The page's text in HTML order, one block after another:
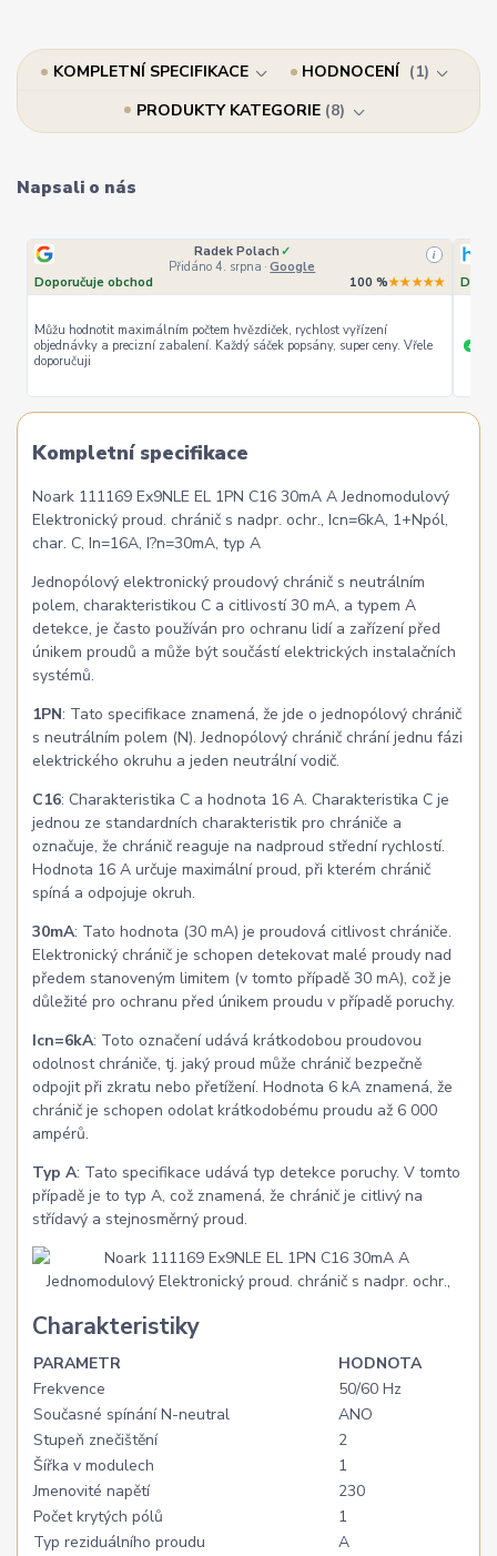
KOMPLETNÍ SPECIFIKACE HODNOCENÍ
1
PRODUKTY KATEGORIE 8
Napsali o nás
Radek Polach ✓
Přidáno 4. srpna · Google
i
Doporučuje obchod 100 %★★★★★
Můžu hodnotit maximálním počtem hvězdiček, rychlost vyřízení
objednávky a precizní zabalení. Každý sáček popsány, super ceny. Vřele
doporučuji
+
Kompletní specifikace
Noark 111169 Ex9NLE EL 1PN C16 30mA A Jednomodulový
Elektronický proud. chránič s nadpr. ochr., Icn=6kA, 1+Npól,
char. C, In=16A, I?n=30mA, typ A
Jednopólový elektronický proudový chránič s neutrálním
polem, charakteristikou C a citlivostí 30 mA, a typem A
detekce, je často používán pro ochranu lidí a zařízení před
únikem proudů a může být součástí elektrických instalačních
systémů.
1PN: Tato specifikace znamená, že jde o jednopólový chránič
s neutrálním polem (N). Jednopólový chránič chrání jednu fázi
elektrického okruhu a jeden neutrální vodič.
C16: Charakteristika C a hodnota 16 A. Charakteristika C je
jednou ze standardních charakteristik pro chrániče a
označuje, že chránič reaguje na nadproud střední rychlostí.
Hodnota 16 A určuje maximální proud, při kterém chránič
spíná a odpojuje okruh.
30mA: Tato hodnota (30 mA) je proudová citlivost chrániče.
Elektronický chránič je schopen detekovat malé proudy nad
předem stanoveným limitem (v tomto případě 30 mA), což je
důležité pro ochranu před únikem proudu v případě poruchy.
Icn=6kA: Toto označení udává krátkodobou proudovou
odolnost chrániče, tj. jaký proud může chránič bezpečně
odpojit při zkratu nebo přetížení. Hodnota 6 kA znamená, že
chránič je schopen odolat krátkodobému proudu až 6 000
ampérů.
Typ A: Tato specifikace udává typ detekce poruchy. V tomto
případě je to typ A, což znamená, že chránič je citlivý na
střídavý a stejnosměrný proud.
Charakteristiky
PARAMETR
HODNOTA
Frekvence
50/60 Hz
Současné spínání N-neutral
ANO
Stupeň znečištění
2
Šířka v modulech
1
Jmenovité napětí
230
Počet krytých pólů
1
Typ reziduálního proudu
A